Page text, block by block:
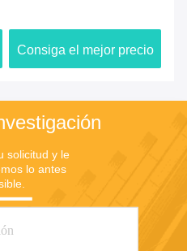
biocompatible ligera
Consiga el mejor precio
solicitud y le
lo antes